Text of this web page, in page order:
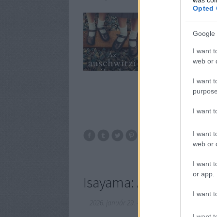
Opted
Google
I want
web or
I want
I want
I want
web or
I want
or app.
I want
egymástól. Éva és
lehet, hogy ami rájuk
családjával együtt
Isayama: Attack on